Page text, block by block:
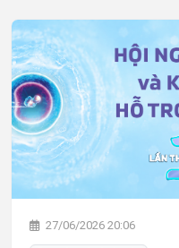
27/06/2026 20:06